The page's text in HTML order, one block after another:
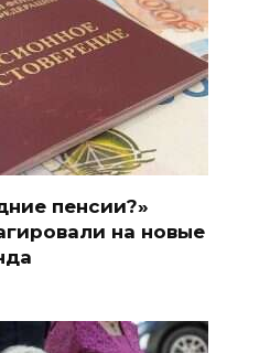
пенсии?»
на новые